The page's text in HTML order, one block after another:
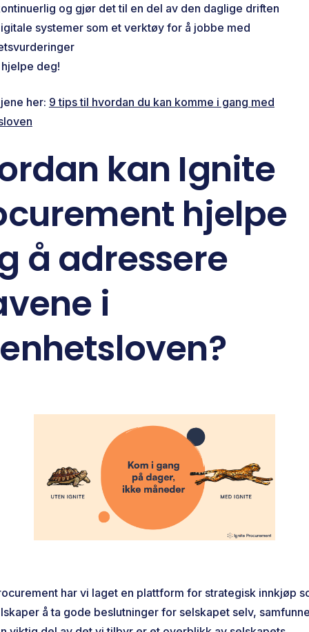
og gjør det til en del av den daglige driften
systemer som et verktøy for å jobbe med
deg!
her: 9 tips til hvordan du kan komme i gang med
kan Ignite
hjelpe
å adressere
i
har vi laget en plattform for strategisk innkjøp
å ta gode beslutninger for selskapet selv,